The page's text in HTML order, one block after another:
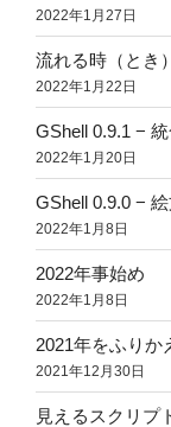
2022年1月27日
流れる時（とき
2022年1月22日
GShell 0.9.1 −
2022年1月20日
GShell 0.9.0 −
2022年1月8日
2022年事始め
2022年1月8日
2021年をふりか
2021年12月30日
見えるスクリプ